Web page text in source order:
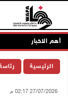
أهم الاخبار
الرئيسية
27/07/2026 02:17 م